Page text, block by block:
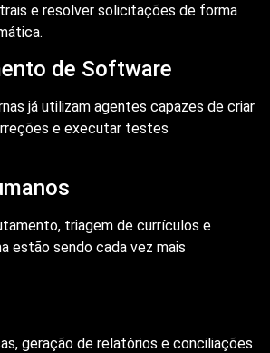
e resolver solicitações de forma
de Software
já utilizam agentes capazes de criar
e executar testes
triagem de currículos e
estão sendo cada vez mais
geração de relatórios e conciliações